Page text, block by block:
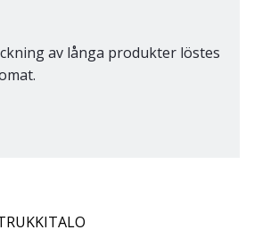
av långa produkter löstes